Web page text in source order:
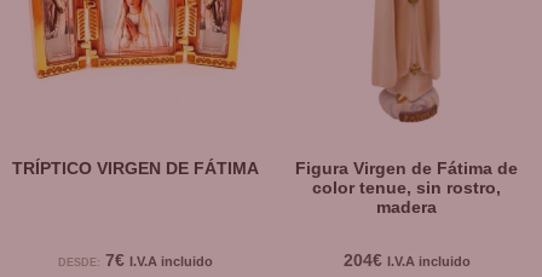
TRÍPTICO VIRGEN DE FÁTIMA
DESDE: 7€ I.V.A incluido
Figura Virgen de Fátima de
color tenue, sin rostro,
madera
204€ I.V.A incluido